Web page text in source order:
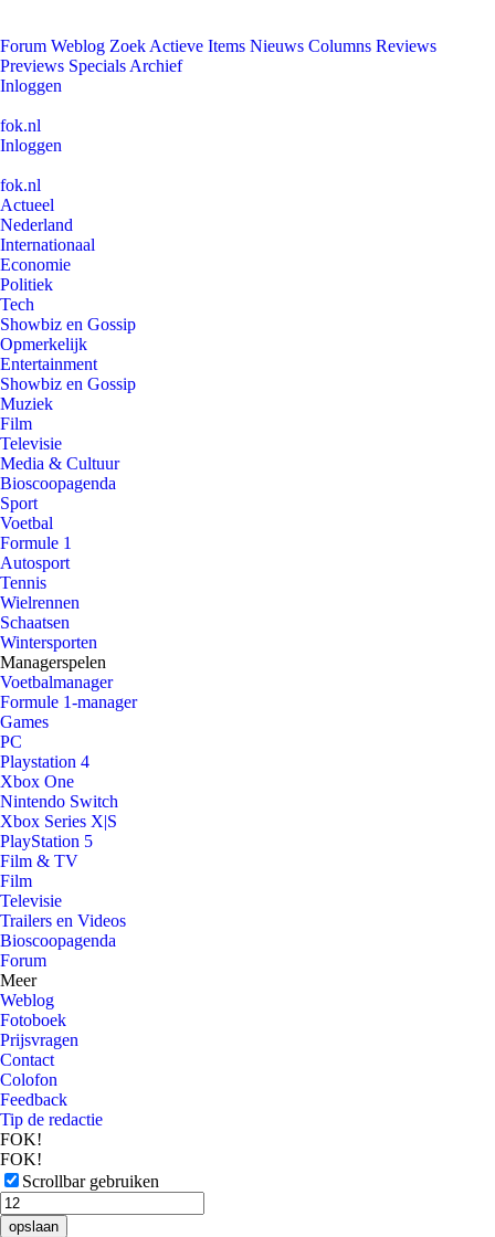
Forum Weblog Zoek Actieve Items Nieuws Columns Reviews
Previews Specials Archief
Inloggen
fok.nl
Inloggen
fok.nl
Actueel
Nederland
Internationaal
Economie
Politiek
Tech
Showbiz en Gossip
Opmerkelijk
Entertainment
Showbiz en Gossip
Muziek
Film
Televisie
Media & Cultuur
Bioscoopagenda
Sport
Voetbal
Formule 1
Autosport
Tennis
Wielrennen
Schaatsen
Wintersporten
Managerspelen
Voetbalmanager
Formule 1-manager
Games
PC
Playstation 4
Xbox One
Nintendo Switch
Xbox Series X|S
PlayStation 5
Film & TV
Film
Televisie
Trailers en Videos
Bioscoopagenda
Forum
Meer
Weblog
Fotoboek
Prijsvragen
Contact
Colofon
Feedback
Tip de redactie
FOK!
FOK!
Scrollbar gebruiken
opslaan